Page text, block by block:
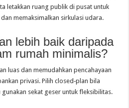
letakkan ruang publik di pusat untuk
memaksimalkan sirkulasi udara.
lebih baik daripada
rumah minimalis?
luas dan memudahkan pencahayaan
privasi. Pilih closed‑plan bila
sekat geser untuk fleksibilitas.